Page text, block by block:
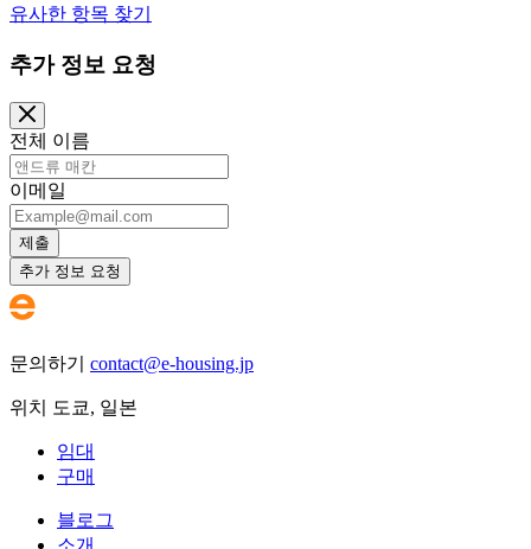
유사한 항목 찾기
추가 정보 요청
전체 이름
이메일
제출
추가 정보 요청
문의하기 contact@e-housing.jp
위치 도쿄, 일본
임대
구매
블로그